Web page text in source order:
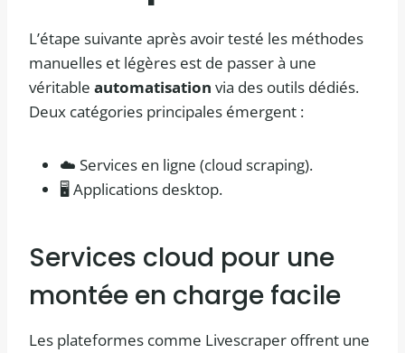
L’étape suivante après avoir testé les méthodes
manuelles et légères est de passer à une
véritable automatisation via des outils dédiés.
Deux catégories principales émergent :
☁️ Services en ligne (cloud scraping).
🖥️ Applications desktop.
Services cloud pour une
montée en charge facile
Les plateformes comme Livescraper offrent une